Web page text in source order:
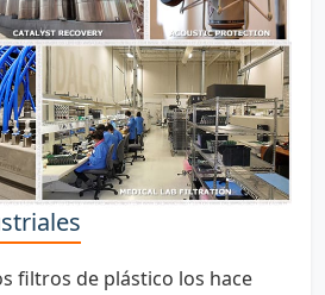
filtros de plástico los hace